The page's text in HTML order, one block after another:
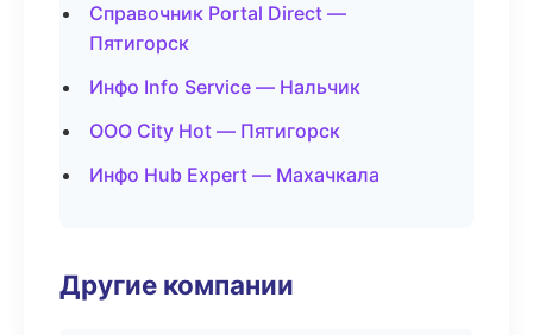
Справочник Portal Direct —
Пятигорск
Инфо Info Service — Нальчик
ООО City Hot — Пятигорск
Инфо Hub Expert — Махачкала
Другие компании